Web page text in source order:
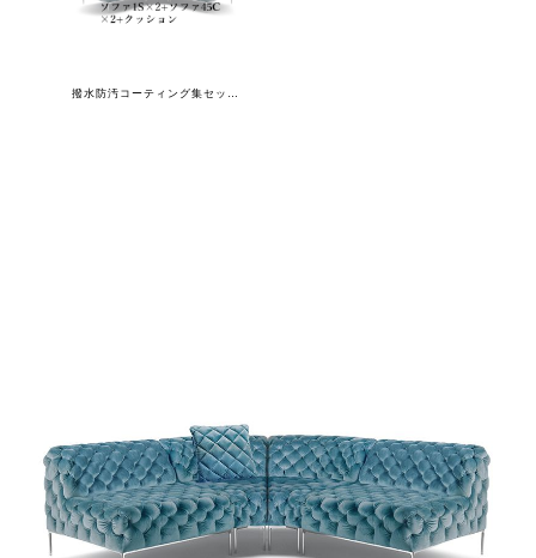
撥水防汚コーティング集セット(ソファ1S×2+ソファ45C×2+クッション)専用